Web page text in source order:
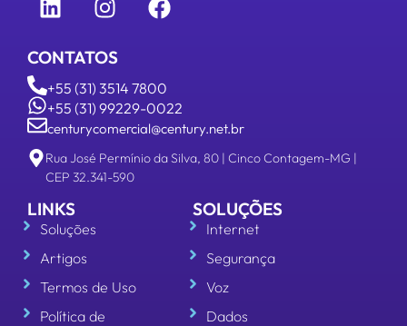
CONTATOS
+55 (31) 3514 7800
+55 (31) 99229-0022
centurycomercial@century.net.br
Rua José Permínio da Silva, 80 | Cinco Contagem-MG |
CEP 32.341-590
LINKS
Soluções
Artigos
Termos de Uso
Política de
SOLUÇÕES
Internet
Segurança
Voz
Dados